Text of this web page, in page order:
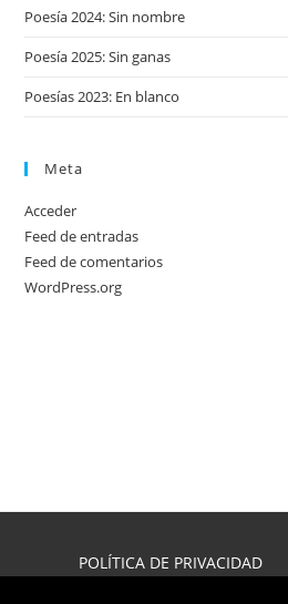
Poesía 2024: Sin nombre
Poesía 2025: Sin ganas
Poesías 2023: En blanco
Meta
Acceder
Feed de entradas
Feed de comentarios
WordPress.org
POLÍTICA DE PRIVACIDAD